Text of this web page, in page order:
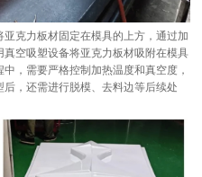
克力板材固定在模具的上方，通过加
空吸塑设备将亚克力板材吸附在模具
，需要严格控制加热温度和真空度，
，还需进行脱模、去料边等后续处